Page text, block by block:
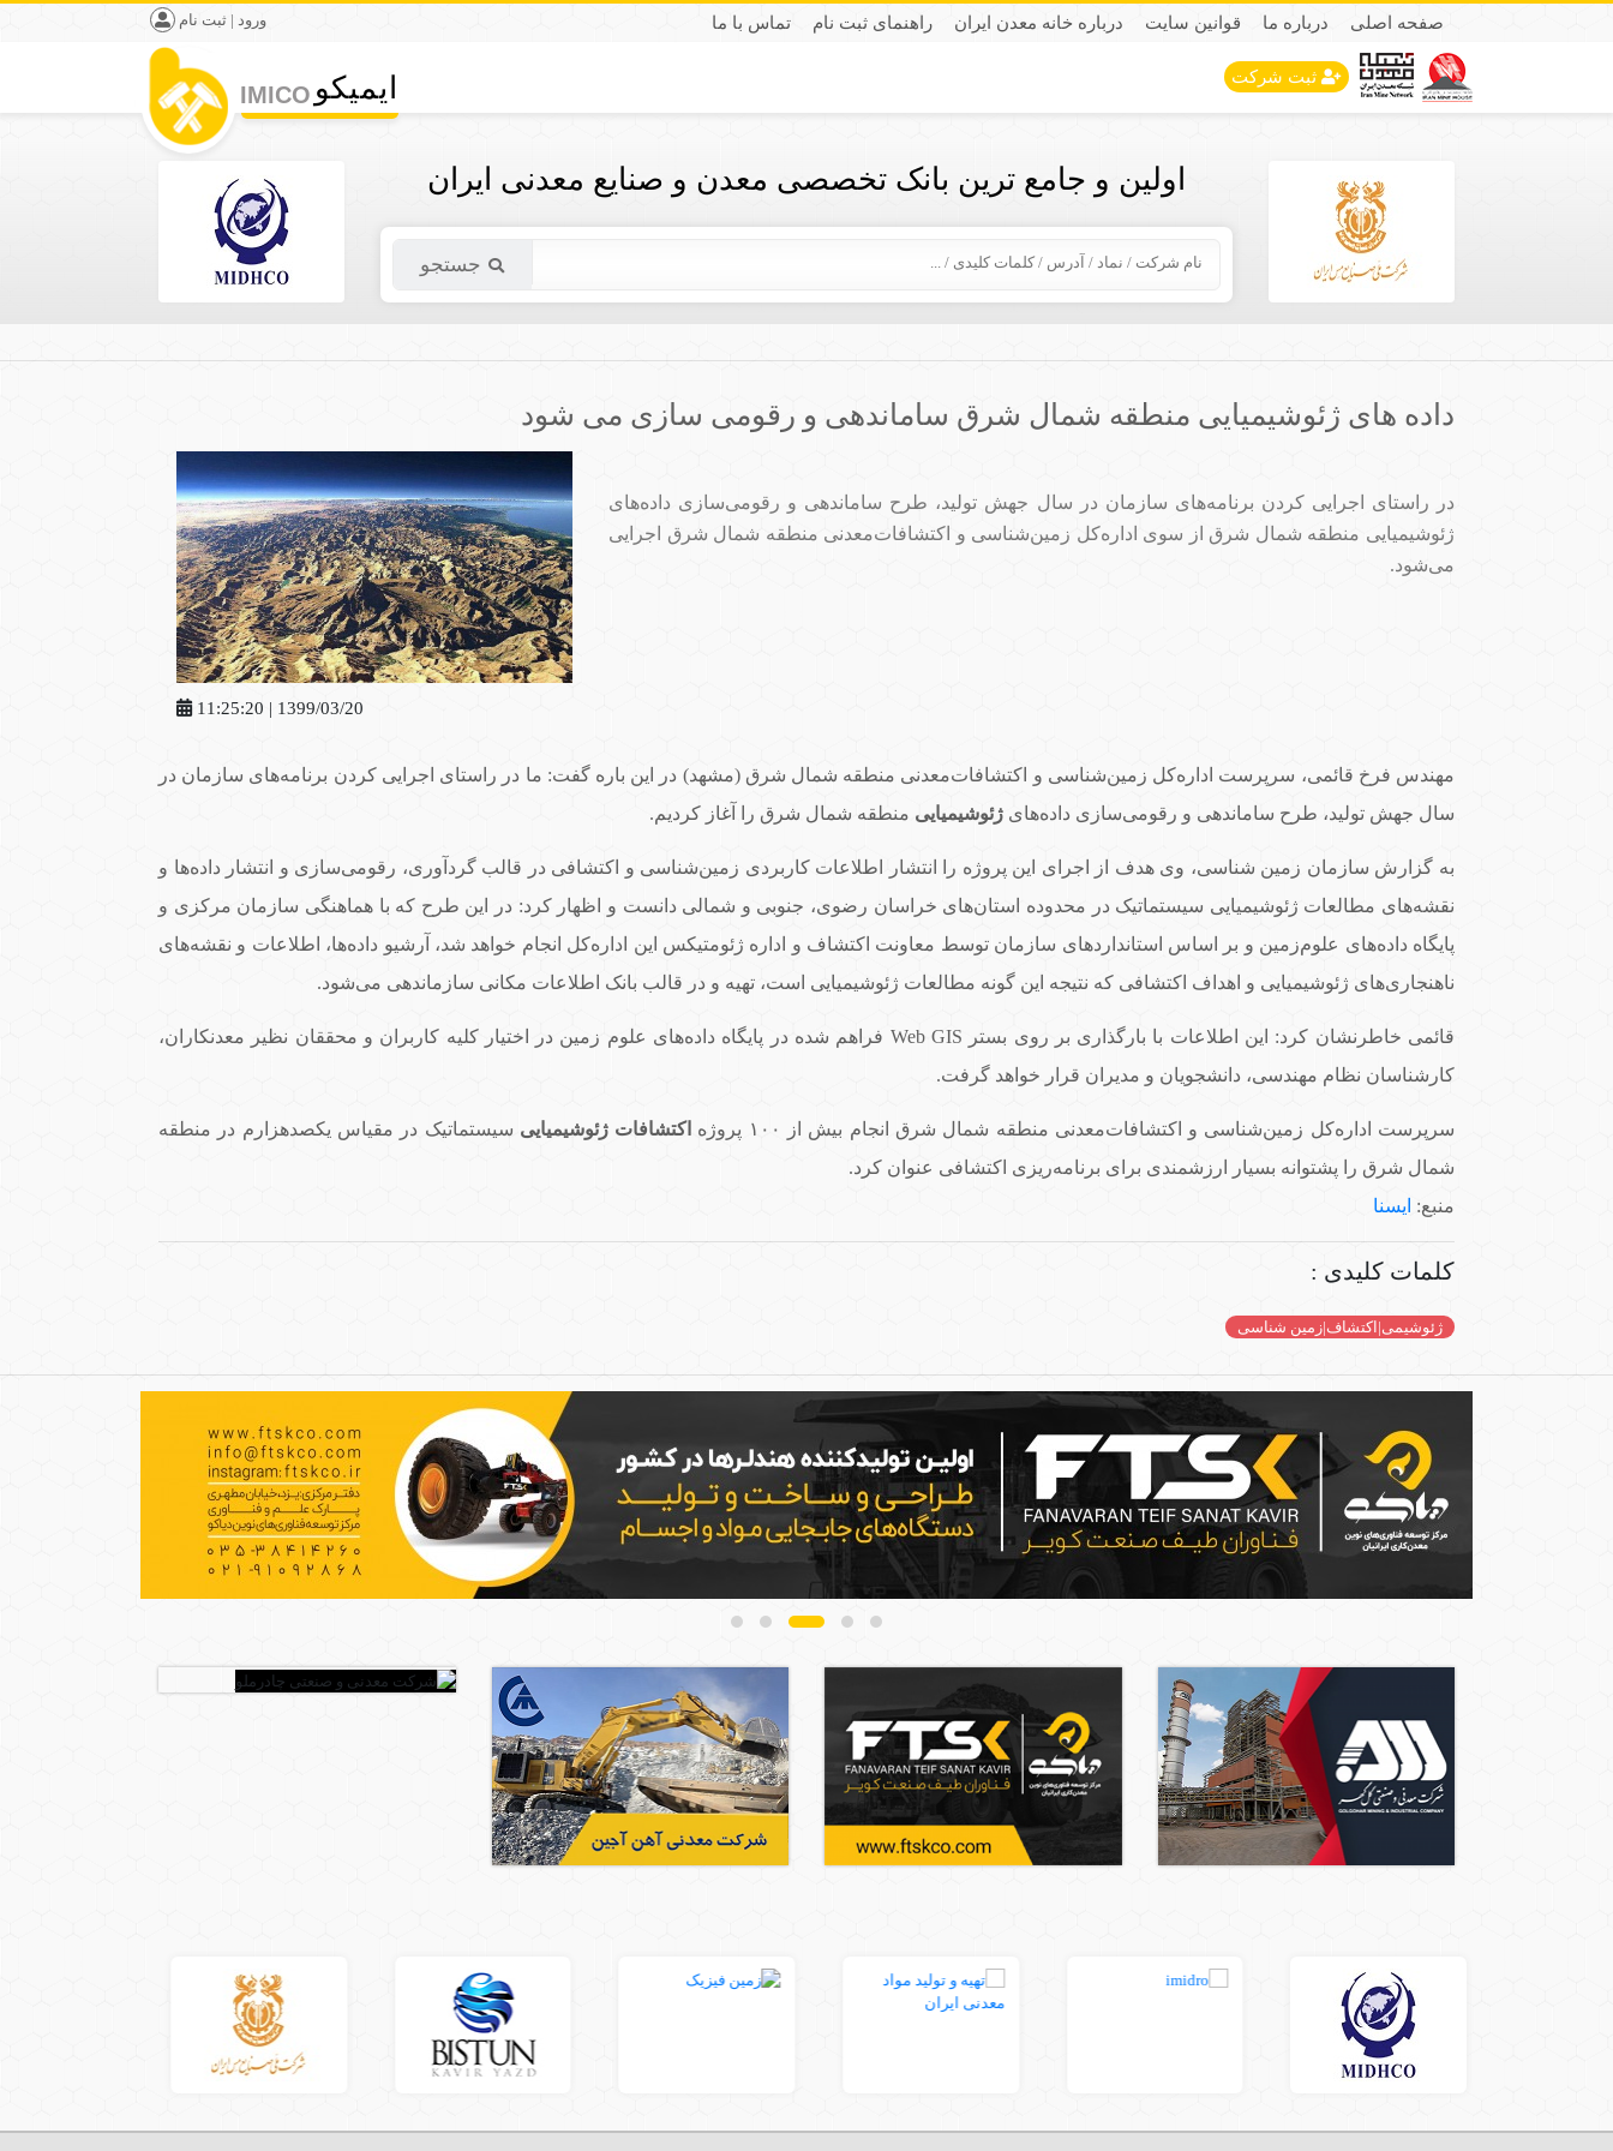
صفحه اصلی درباره ما قوانین سایت درباره خانه معدن ایران راهنمای ثبت نام تماس با ما ورود | ثبت نام
ثبت شرکت ایمیکو IMICO
اولین و جامع ترین بانک تخصصی معدن و صنایع معدنی ایران
جستجو
داده های ژئوشیمیایی منطقه شمال شرق ساماندهی و رقومی سازی می شود
در راستای اجرایی کردن برنامه‌های سازمان در سال جهش تولید، طرح ساماندهی و رقومی‌سازی داده‌های
ژئوشیمیایی منطقه شمال شرق از سوی اداره‌کل زمین‌شناسی و اکتشافات‌معدنی منطقه شمال شرق اجرایی
می‌شود.
1399/03/20 | 11:25:20
مهندس فرخ قائمی، سرپرست اداره‌کل زمین‌شناسی و اکتشافات‌معدنی منطقه شمال شرق (مشهد) در این باره گفت: ما در راستای اجرایی کردن برنامه‌های سازمان در
سال جهش تولید، طرح ساماندهی و رقومی‌سازی داده‌های ژئوشیمیایی منطقه شمال شرق را آغاز کردیم.
به گزارش سازمان زمین شناسی، وی هدف از اجرای این پروژه را انتشار اطلاعات کاربردی زمین‌شناسی و اکتشافی در قالب گردآوری، رقومی‌سازی و انتشار داده‌ها و
نقشه‌های مطالعات ژئوشیمیایی سیستماتیک در محدوده استان‌های خراسان‌ رضوی، جنوبی و شمالی دانست و اظهار کرد: در این طرح که با هماهنگی سازمان مرکزی و
پایگاه داده‌های علوم‌زمین و بر اساس استانداردهای سازمان توسط معاونت اکتشاف و اداره ژئومتیکس این اداره‌کل انجام خواهد شد، آرشیو داده‌ها، اطلاعات و نقشه‌های
ناهنجاری‌های ژئوشیمیایی و اهداف اکتشافی که نتیجه این گونه مطالعات ژئوشیمیایی است، تهیه و در قالب بانک اطلاعات مکانی سازماندهی می‌شود.
قائمی خاطرنشان کرد: این اطلاعات با بارگذاری بر روی بستر Web GIS فراهم شده در پایگاه داده‌های علوم زمین در اختیار کلیه کاربران و محققان نظیر معدنکاران،
کارشناسان نظام مهندسی، دانشجویان و مدیران قرار خواهد گرفت.
سرپرست اداره‌کل زمین‌شناسی و اکتشافات‌معدنی منطقه شمال شرق انجام بیش از ۱۰۰ پروژه اکتشافات ژئوشیمیایی سیستماتیک در مقیاس یکصدهزارم در منطقه
شمال شرق را پشتوانه بسیار ارزشمندی برای برنامه‌ریزی اکتشافی عنوان کرد.
منبع: ایسنا
کلمات کلیدی :
ژئوشیمی|اکتشاف|زمین شناسی